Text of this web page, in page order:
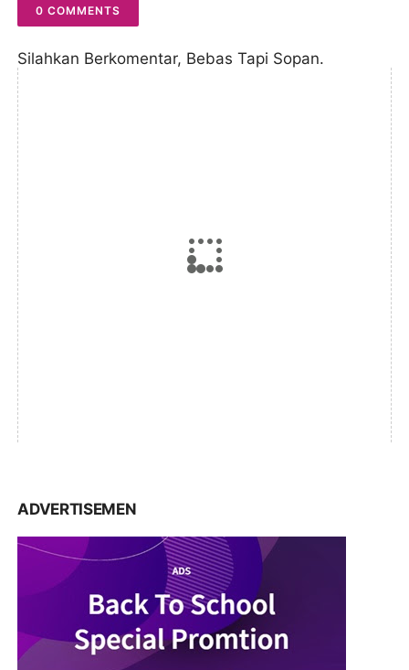
0 COMMENTS
Silahkan Berkomentar, Bebas Tapi Sopan.
ADVERTISEMEN